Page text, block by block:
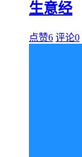
生意经
点赞6 评论0